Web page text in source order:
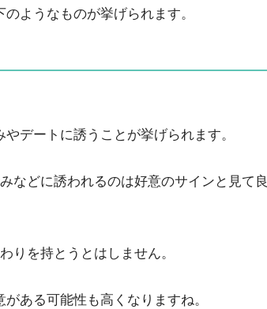
ようなものが挙げられます。
デートに誘うことが挙げられます。
などに誘われるのは好意のサインと見て良
りを持とうとはしません。
ある可能性も高くなりますね。